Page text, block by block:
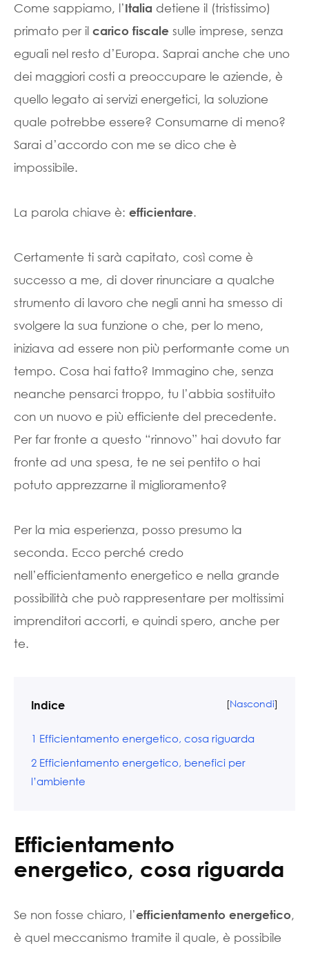
Come sappiamo, l’Italia detiene il (tristissimo)
primato per il carico fiscale sulle imprese, senza
eguali nel resto d’Europa. Saprai anche che uno
dei maggiori costi a preoccupare le aziende, è
quello legato ai servizi energetici, la soluzione
quale potrebbe essere? Consumarne di meno?
Sarai d’accordo con me se dico che è
impossibile.
La parola chiave è: efficientare.
Certamente ti sarà capitato, così come è
successo a me, di dover rinunciare a qualche
strumento di lavoro che negli anni ha smesso di
svolgere la sua funzione o che, per lo meno,
iniziava ad essere non più performante come un
tempo. Cosa hai fatto? Immagino che, senza
neanche pensarci troppo, tu l’abbia sostituito
con un nuovo e più efficiente del precedente.
Per far fronte a questo “rinnovo” hai dovuto far
fronte ad una spesa, te ne sei pentito o hai
potuto apprezzarne il miglioramento?
Per la mia esperienza, posso presumo la
seconda. Ecco perché credo
nell’efficientamento energetico e nella grande
possibilità che può rappresentare per moltissimi
imprenditori accorti, e quindi spero, anche per
te.
Indice [Nascondi]
1 Efficientamento energetico, cosa riguarda
2 Efficientamento energetico, benefici per
l’ambiente
Efficientamento
energetico, cosa riguarda
Se non fosse chiaro, l’efficientamento energetico,
è quel meccanismo tramite il quale, è possibile